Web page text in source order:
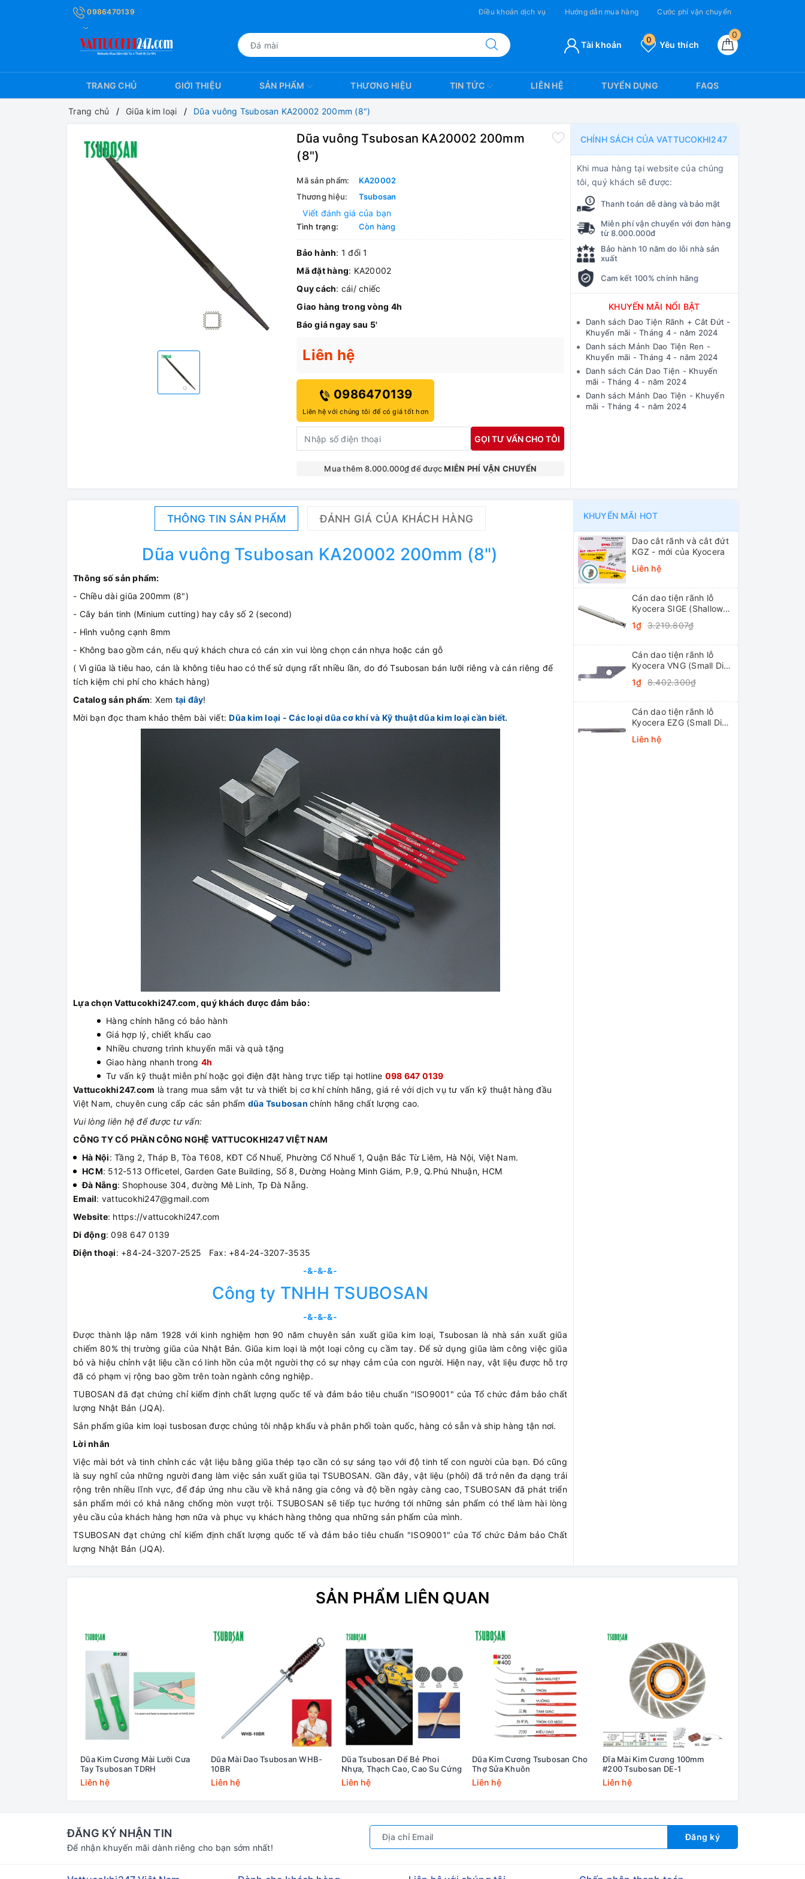
0986470139 Điều khoản dịch vụ Hướng dẫn mua hàng Cước phí vận chuyển
0
Yêu thích
0
Tài khoản
TRANG CHỦ GIỚI THIỆU SẢN PHẨM THƯƠNG HIỆU TIN TỨC LIÊN HỆ TUYỂN DỤNG FAQS
Trang chủ Giũa kim loại Dũa vuông Tsubosan KA20002 200mm (8")
Dũa vuông Tsubosan KA20002 200mm
(8")
Mã sản phẩm:
KA20002
Thương hiệu:
Tsubosan
Viết đánh giá của bạn
Tình trạng: Còn hàng
Bảo hành: 1 đổi 1
Mã đặt hàng: KA20002
Quy cách: cái/ chiếc
Giao hàng trong vòng 4h
Báo giá ngay sau 5'
Liên hệ
0986470139
Liên hệ với chúng tôi để có giá tốt hơn
GỌI TƯ VẤN CHO TÔI
Mua thêm 8.000.000₫ để đượcMIỄN PHÍ VẬN CHUYỂN
CHÍNH SÁCH CỦA VATTUCOKHI247
Khi mua hàng tại website của chúng
tôi, quý khách sẽ được:
Thanh toán dễ dàng và bảo mật
Miễn phí vận chuyển với đơn hàng
từ 8.000.000đ
Bảo hành 10 năm do lỗi nhà sản
xuất
Cam kết 100% chính hãng
KHUYẾN MÃI NỔI BẬT
Danh sách Dao Tiện Rãnh + Cắt Đứt -
Khuyến mãi - Tháng 4 - năm 2024
Danh sách Mảnh Dao Tiện Ren -
Khuyến mãi - Tháng 4 - năm 2024
Danh sách Cán Dao Tiện - Khuyến
mãi - Tháng 4 - năm 2024
Danh sách Mảnh Dao Tiện - Khuyến
mãi - Tháng 4 - năm 2024
THÔNG TIN SẢN PHẨM ĐÁNH GIÁ CỦA KHÁCH HÀNG
Dũa vuông Tsubosan KA20002 200mm (8")
Thông số sản phẩm:
- Chiều dài giũa 200mm (8")
- Cây bán tinh (Minium cutting) hay cây số 2 (second)
- Hình vuông cạnh 8mm
- Không bao gồm cán, nếu quý khách chưa có cán xin vui lòng chọn cán nhựa hoặc cán gỗ
( Vì giũa là tiêu hao, cán là không tiêu hao có thể sử dụng rất nhiều lần, do đó Tsubosan bán lưỡi riêng và cán riêng để
tích kiệm chi phí cho khách hàng)
Catalog sản phẩm: Xem tại đây!
Mời bạn đọc tham khảo thêm bài viết:Dũa kim loại - Các loại dũa cơ khí và Kỹ thuật dũa kim loại cần biết.
Lựa chọn Vattucokhi247.com, quý khách được đảm bảo:
Hàng chính hãng có bảo hành
Giá hợp lý, chiết khấu cao
Nhiều chương trình khuyến mãi và quà tặng
Giao hàng nhanh trong 4h
Tư vấn kỹ thuật miễn phí hoặc gọi điện đặt hàng trực tiếp tại hotline 098 647 0139
Vattucokhi247.com là trang mua sắm vật tư và thiết bị cơ khí chính hãng, giá rẻ với dịch vụ tư vấn kỹ thuật hàng đầu
Việt Nam, chuyên cung cấp các sản phẩm dũa Tsubosan chính hãng chất lượng cao.
Vui lòng liên hệ để được tư vấn:
CÔNG TY CỔ PHẦN CÔNG NGHỆ VATTUCOKHI247 VIỆT NAM
Hà Nội: Tầng 2, Tháp B, Tòa T608, KĐT Cổ Nhuế, Phường Cổ Nhuế 1, Quận Bắc Từ Liêm, Hà Nội, Việt Nam.
HCM: 512-513 Officetel, Garden Gate Building, Số 8, Đường Hoàng Minh Giám, P.9, Q.Phú Nhuận, HCM
Đà Nẵng: Shophouse 304, đường Mê Linh, Tp Đà Nẵng.
Email: vattucokhi247@gmail.com
Website: https://vattucokhi247.com
Di động: 098 647 0139
Điện thoại: +84-24-3207-2525 Fax: +84-24-3207-3535
-&-&-&-
Công ty TNHH TSUBOSAN
-&-&-&-
Được thành lập năm 1928 với kinh nghiệm hơn 90 năm chuyên sản xuất giũa kim loại, Tsubosan là nhà sản xuất giũa
chiếm 80% thị trường giũa của Nhật Bản. Giũa kim loại là một loại công cụ cầm tay. Để sử dụng giũa làm công việc giũa
bỏ và hiệu chỉnh vật liệu cần có linh hồn của một người thợ có sự nhạy cảm của con người. Hiện nay, vật liệu được hỗ trợ
đã có phạm vị rộng bao gồm trên toàn ngành công nghiệp.
TUBOSAN đã đạt chứng chỉ kiểm định chất lượng quốc tế và đảm bảo tiêu chuẩn "ISO9001" của Tổ chức đảm bảo chất
lượng Nhật Bản (JQA).
Sản phẩm giũa kim loại tusbosan được chúng tôi nhập khẩu và phân phối toàn quốc, hàng có sẵn và ship hàng tận nơi.
Lời nhắn
Việc mài bớt và tinh chỉnh các vật liệu bằng giũa thép tạo cần có sự sáng tạo với độ tinh tế con người của bạn. Đó cũng
là suy nghĩ của những người đang làm việc sản xuất giũa tại TSUBOSAN. Gần đây, vật liệu (phôi) đã trở nên đa dạng trải
rộng trên nhiều lĩnh vực, để đáp ứng nhu cầu về khả năng gia công và độ bền ngày càng cao, TSUBOSAN đã phát triển
sản phẩm mới có khả năng chống mòn vượt trội. TSUBOSAN sẽ tiếp tục hướng tới những sản phẩm có thể làm hài lòng
yêu cầu của khách hàng hơn nữa và phục vụ khách hàng thông qua những sản phẩm của mình.
TSUBOSAN đạt chứng chỉ kiểm định chất lượng quốc tế và đảm bảo tiêu chuẩn "ISO9001" của Tổ chức Đảm bảo Chất
lượng Nhật Bản (JQA).
KHUYẾN MÃI HOT
Dao cắt rãnh và cắt đứt
KGZ - mới của Kyocera
Liên hệ
Cán dao tiện rãnh lỗ
Kyocera SIGE (Shallow
1₫ 3.219.807₫
Cán dao tiện rãnh lỗ
Kyocera VNG (Small Dia.
System Tip-Bars)
1₫ 8.402.300₫
Cán dao tiện rãnh lỗ
Kyocera EZG (Small Dia.
Bars)
Liên hệ
SẢN PHẨM LIÊN QUAN
Dũa Kim Cương Mài Lưỡi Cưa
Tay Tsubosan TDRH
Liên hệ
Dũa Mài Dao Tsubosan WHB-
10BR
Liên hệ
Dũa Tsubosan Để Bẻ Phoi
Nhựa, Thạch Cao, Cao Su Cứng
Liên hệ
Dũa Kim Cương Tsubosan Cho
Thợ Sửa Khuôn
Liên hệ
Đĩa Mài Kim Cương 100mm
#200 Tsubosan DE-1
Liên hệ
ĐĂNG KÝ NHẬN TIN
Để nhận khuyến mãi dành riêng cho bạn sớm nhất!
Đăng ký